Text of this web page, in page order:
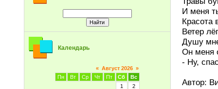
Календарь
« Август 2026 »
Пн
Вт Ср Чт Пт Сб
Вс
1
2
И меня
Красота
Ветер
Душу
Он меня
- Ну,
Автор: